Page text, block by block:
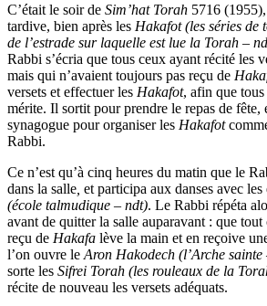
C’était le soir de Sim’hat Torah 5716
tardive, bien après les Hakafot (les séries de
de l’estrade sur laquelle est lue la Torah –
Rabbi s’écria que tous ceux ayant récité les
mais qui n’avaient toujours pas reçu de
versets et effectuer les Hakafot, afin que tous
mérite. Il sortit pour prendre le repas de fête,
synagogue pour organiser les Hakafot
Rabbi.
Ce n’est qu’à cinq heures du matin que le
dans la salle et participa aux danses avec les
(école talmudique – ndt). Le Rabbi répéta
avant de quitter la salle auparavant : que
reçu de Hakafa lève la main et en reçoive
l’on ouvre le Aron Hakodech (l’Arche sainte
sorte les Sifrei Torah (les rouleaux de la
récite de nouveau les versets adéquats.